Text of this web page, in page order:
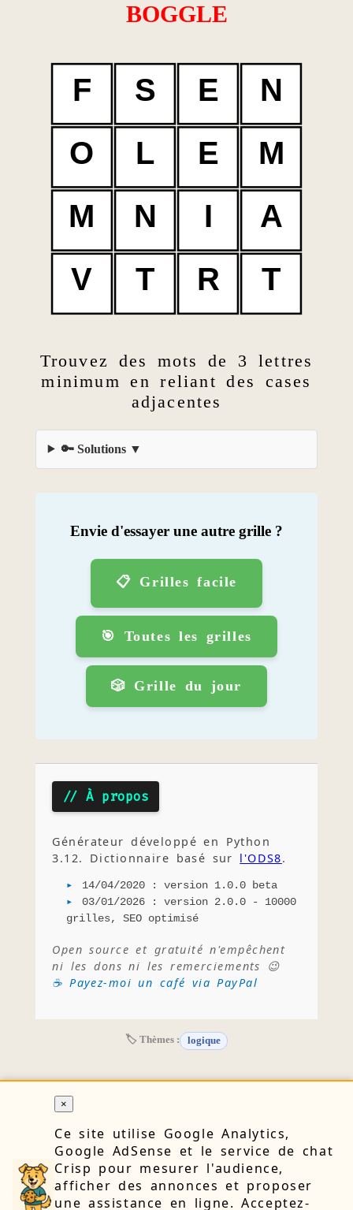
×
Ce site utilise Google Analytics,
Google AdSense et le service de chat
Crisp pour mesurer l'audience,
afficher des annonces et proposer
une assistance en ligne. Acceptez-
BOGGLE
F S E
N
O
L E
M
M
N I A
V T R T
Trouvez des mots de 3 lettres
minimum en reliant des cases
adjacentes
🔑 Solutions
Envie d'essayer une autre grille ?
📋 Grilles facile
🎯 Toutes les grilles
🎲 Grille du jour
// À propos
Générateur développé en Python
3.12. Dictionnaire basé sur l'ODS8.
14/04/2020 : version 1.0.0 beta
03/01/2026 : version 2.0.0 - 10000
grilles, SEO optimisé
Open source et gratuité n'empêchent
ni les dons ni les remerciements 😉
☕ Payez-moi un café via PayPal
🏷 Thèmes : logique
🔒 Confidentialité👤 À propos📝 Blog
📧 Contact
⚙️ Cookies